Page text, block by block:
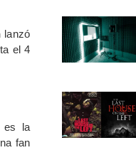
lanzó
el 4
la
fan